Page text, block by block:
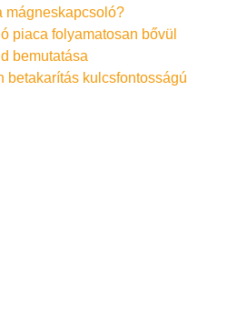
mágneskapcsoló?
piaca folyamatosan bővül
bemutatása
betakarítás kulcsfontosságú